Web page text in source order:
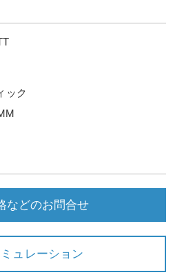
ック
などのお問合せ
ュレーション